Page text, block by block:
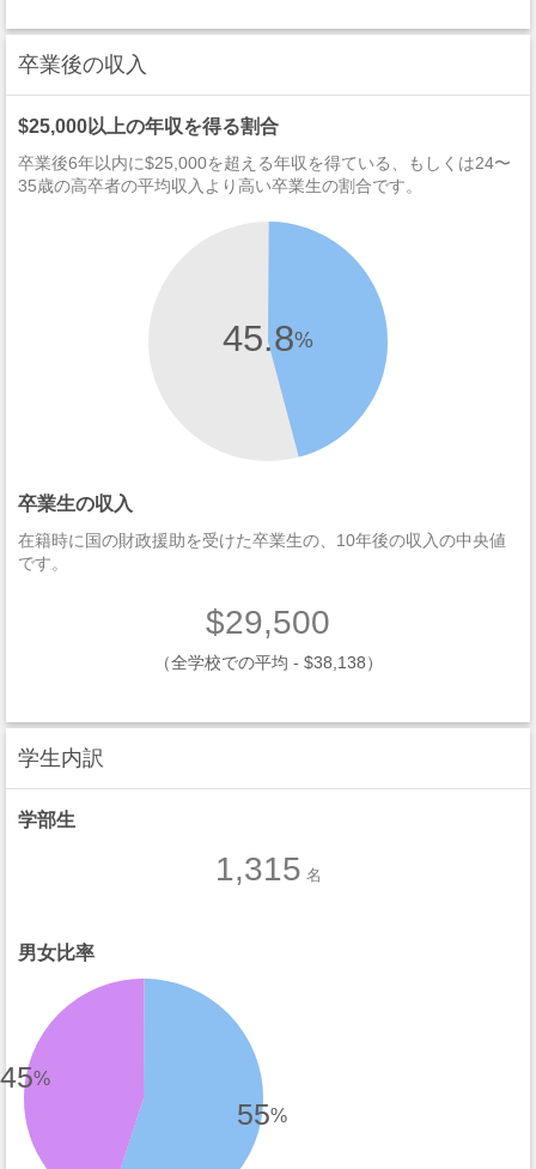
卒業後の収入
$25,000以上の年収を得る割合
卒業後6年以内に$25,000を超える年収を得ている、もしくは24〜
35歳の高卒者の平均収入より高い卒業生の割合です。
45.8%
卒業生の収入
在籍時に国の財政援助を受けた卒業生の、10年後の収入の中央値
です。
$29,500
（全学校での平均 - $38,138）
学生内訳
学部生
1,315 名
男女比率
55%
45%